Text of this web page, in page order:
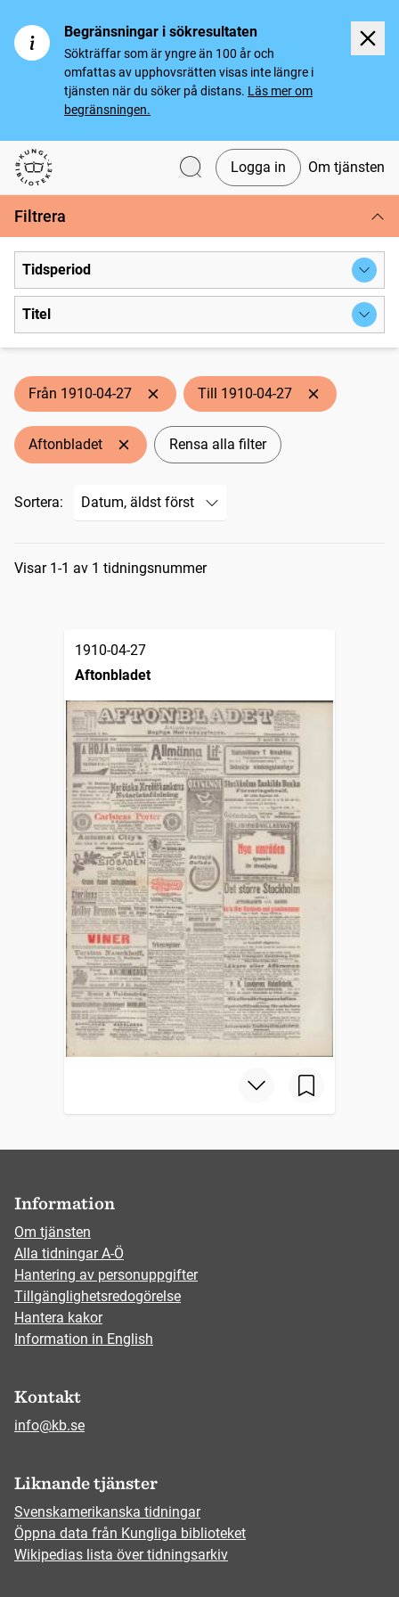
Begränsningar i sökresultaten
Sökträffar som är yngre än 100 år och
omfattas av upphovsrätten visas inte längre i
tjänsten när du söker på distans. Läs mer om
begränsningen.
Svenska tidningar
Logga in Om tjänsten
Filtrera
Tidsperiod
Titel
Från 1910-04-27 Till 1910-04-27
Aftonbladet Rensa alla filter
Sortera:
Sökresultat
Visar 1-1 av 1 tidningsnummer
1910-04-27
Aftonbladet
Information
Om tjänsten
Alla tidningar A-Ö
Hantering av personuppgifter
Tillgänglighetsredogörelse
Hantera kakor
Information in English
Kontakt
info@kb.se
Liknande tjänster
Svenskamerikanska tidningar
Öppna data från Kungliga biblioteket
Wikipedias lista över tidningsarkiv